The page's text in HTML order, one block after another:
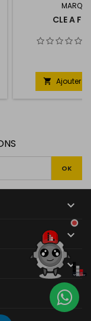
CLE A
 Ajouter


